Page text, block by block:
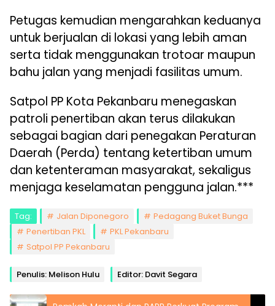
Petugas kemudian mengarahkan keduanya
untuk berjualan di lokasi yang lebih aman
serta tidak menggunakan trotoar maupun
bahu jalan yang menjadi fasilitas umum.
Satpol PP Kota Pekanbaru menegaskan
patroli penertiban akan terus dilakukan
sebagai bagian dari penegakan Peraturan
Daerah (Perda) tentang ketertiban umum
dan ketenteraman masyarakat, sekaligus
menjaga keselamatan pengguna jalan.***
Tag: Jalan Diponegoro
Pedagang Buket Bunga
Penertiban PKL
PKL Pekanbaru
Satpol PP Pekanbaru
Penulis: Melison Hulu Editor: Davit Segara